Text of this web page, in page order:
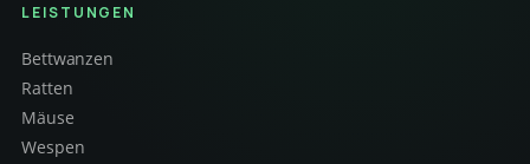
LEISTUNGEN
Bettwanzen
Ratten
Mäuse
Wespen